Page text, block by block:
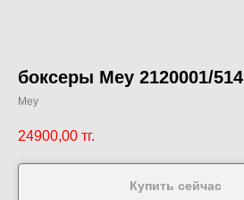
боксеры Mey 2120001/514
Mey
24900,00 тг.
Купить сейчас